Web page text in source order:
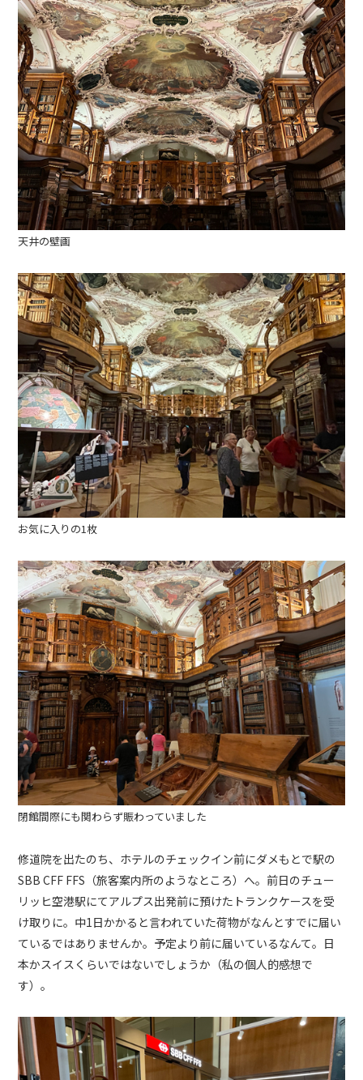
天井の壁画
お気に入りの1枚
閉館間際にも関わらず賑わっていました
修道院を出たのち、ホテルのチェックイン前にダメもとで駅の
SBB CFF FFS（旅客案内所のようなところ）へ。前日のチュー
リッヒ空港駅にてアルプス出発前に預けたトランクケースを受
け取りに。中1日かかると言われていた荷物がなんとすでに届い
ているではありませんか。予定より前に届いているなんて。日
本かスイスくらいではないでしょうか（私の個人的感想で
す）。